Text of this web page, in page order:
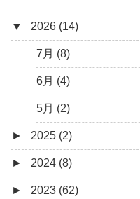
▼ 2026 (14)
7月 (8)
6月 (4)
5月 (2)
► 2025 (2)
12月 (1)
6月 (1)
► 2024 (8)
8月 (1)
► 2023 (62)